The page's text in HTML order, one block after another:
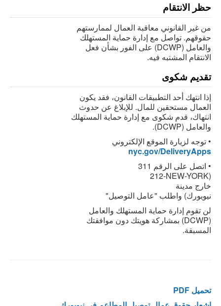
حظر الانتقام
من غير القانوني معاقبة العمال لممارستهم
حقوقهم. تواصل مع إدارة حماية المستهلك
على الفور بشأن فعل (DCWP) والعامل
.الانتقام المشتبه فيه
تقديم شكوى
إذا انتهك أحد التطبيقات القانون، فقد يكون
العمال مستحقين للمال. للإبلاغ عن حدوث
انتهاك، قدم شكوى مع إدارة حماية المستهلك
.(DCWP) والعامل
توجه لزيارة الموقع الإلكتروني •
nyc.gov/DeliveryApps
اتصل على الرقم 311 •
212-NEW-YORK)
خارج مدينة
"نيويورك) واطلب "عامل التوصيل
لن تقوم إدارة حماية المستهلك والعامل
بمشاركة هويتك دون موافقتك (DCWP)
.المسبقة
PDF تحميل